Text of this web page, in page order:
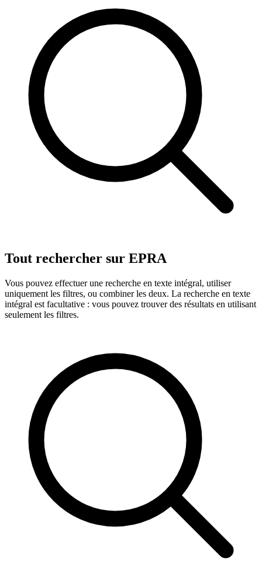
Tout rechercher sur EPRA
Vous pouvez effectuer une recherche en texte intégral, utiliser
uniquement les filtres, ou combiner les deux. La recherche en texte
intégral est facultative : vous pouvez trouver des résultats en utilisant
seulement les filtres.